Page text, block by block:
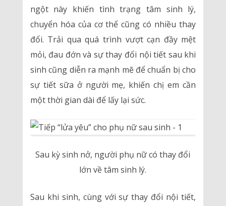
ngột này khiến tình trạng tâm sinh lý,
chuyển hóa của cơ thể cũng có nhiều thay
đổi. Trải qua quá trình vượt cạn đầy mệt
mỏi, đau đớn và sự thay đổi nội tiết sau khi
sinh cũng diễn ra mạnh mẽ để chuẩn bị cho
sự tiết sữa ở người mẹ, khiến chị em cần
một thời gian dài để lấy lại sức.
Sau kỳ sinh nở, người phụ nữ có thay đổi
lớn về tâm sinh lý.
Sau khi sinh, cùng với sự thay đổi nội tiết,